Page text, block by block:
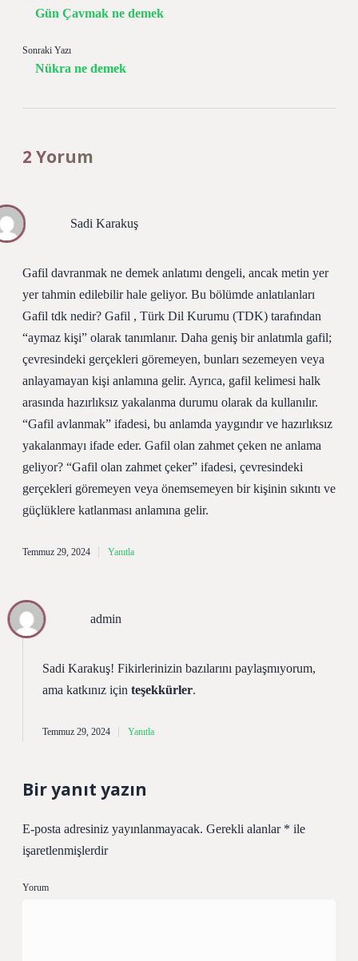
Gün Çavmak ne demek
Sonraki Yazı
Nükra ne demek
2 Yorum
Sadi Karakuş
Gafil davranmak ne demek anlatımı dengeli, ancak metin yer
yer tahmin edilebilir hale geliyor. Bu bölümde anlatılanları
Gafil tdk nedir? Gafil , Türk Dil Kurumu (TDK) tarafından
“aymaz kişi” olarak tanımlanır. Daha geniş bir anlatımla gafil;
çevresindeki gerçekleri göremeyen, bunları sezemeyen veya
anlayamayan kişi anlamına gelir. Ayrıca, gafil kelimesi halk
arasında hazırlıksız yakalanma durumu olarak da kullanılır.
“Gafil avlanmak” ifadesi, bu anlamda yaygındır ve hazırlıksız
yakalanmayı ifade eder. Gafil olan zahmet çeken ne anlama
geliyor? “Gafil olan zahmet çeker” ifadesi, çevresindeki
gerçekleri göremeyen veya önemsemeyen bir kişinin sıkıntı ve
güçlüklere katlanması anlamına gelir.
Temmuz 29, 2024 Yanıtla
admin
Sadi Karakuş! Fikirlerinizin bazılarını paylaşmıyorum,
ama katkınız için teşekkürler.
Temmuz 29, 2024 Yanıtla
Bir yanıt yazın
E-posta adresiniz yayınlanmayacak. Gerekli alanlar * ile
işaretlenmişlerdir
Yorum